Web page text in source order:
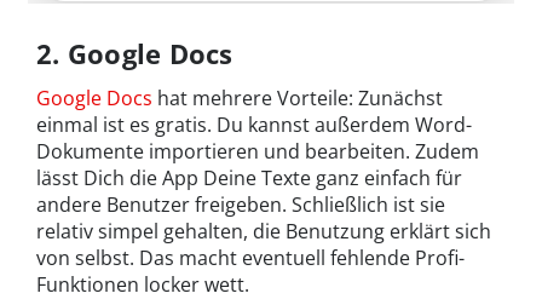
2. Google Docs
Google Docs hat mehrere Vorteile: Zunächst
einmal ist es gratis. Du kannst außerdem Word-
Dokumente importieren und bearbeiten. Zudem
lässt Dich die App Deine Texte ganz einfach für
andere Benutzer freigeben. Schließlich ist sie
relativ simpel gehalten, die Benutzung erklärt sich
von selbst. Das macht eventuell fehlende Profi-
Funktionen locker wett.